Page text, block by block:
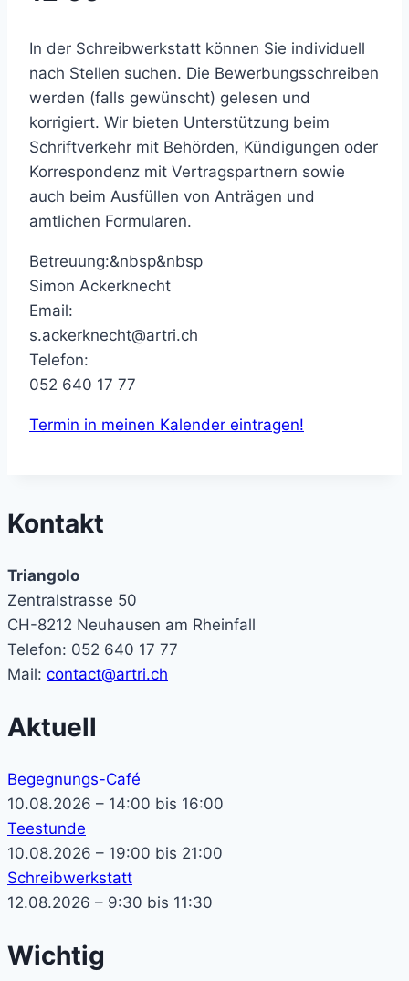
In der Schreibwerkstatt können Sie individuell
nach Stellen suchen. Die Bewerbungsschreiben
werden (falls gewünscht) gelesen und
korrigiert. Wir bieten Unterstützung beim
Schriftverkehr mit Behörden, Kündigungen oder
Korrespondenz mit Vertragspartnern sowie
auch beim Ausfüllen von Anträgen und
amtlichen Formularen.
Betreuung:&nbsp&nbsp
Simon Ackerknecht
Email:
s.ackerknecht@artri.ch
Telefon:
052 640 17 77
Termin in meinen Kalender eintragen!
Kontakt
Triangolo
Zentralstrasse 50
CH-8212 Neuhausen am Rheinfall
Telefon: 052 640 17 77
Mail: contact@artri.ch
Aktuell
Begegnungs-Café
10.08.2026 – 14:00 bis 16:00
Teestunde
10.08.2026 – 19:00 bis 21:00
Schreibwerkstatt
12.08.2026 – 9:30 bis 11:30
Wichtig